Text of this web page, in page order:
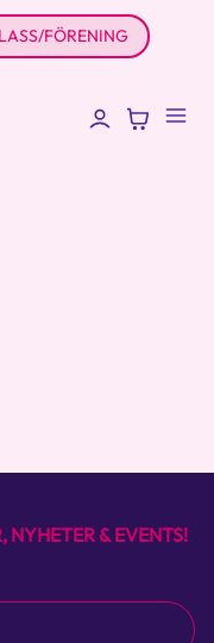
FÖRENING
NYHETER & EVENTS!